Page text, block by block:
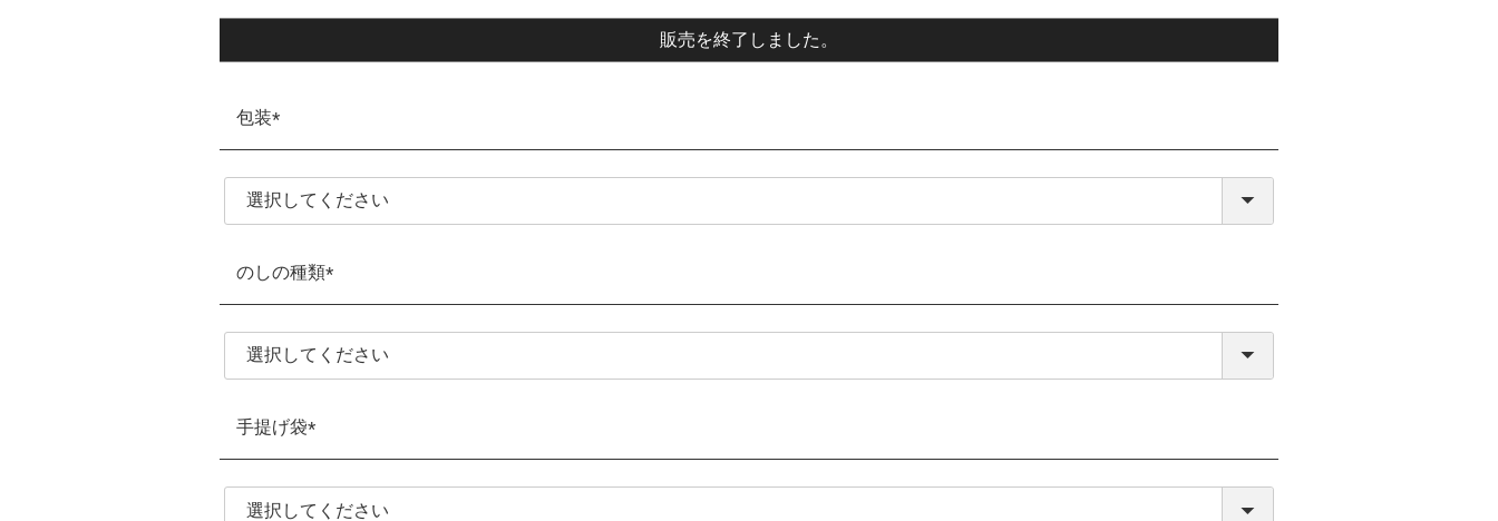
販売を終了しました。
包装
(必
須)
のしの種類
(必
須)
手提げ袋
(必
須)